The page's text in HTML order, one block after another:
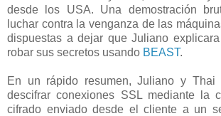
desde los USA. Una demostración
luchar contra la venganza de las
dispuestas a dejar que Juliano
robar sus secretos usando BEAST.
En un rápido resumen, Juliano y
descifrar conexiones SSL mediante la
cifrado enviado desde el cliente a un